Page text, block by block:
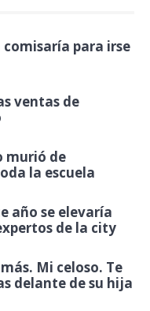
para irse
ventas de
murió de
la escuela
año se elevaría
de la city
Mi celoso. Te
delante de su hija